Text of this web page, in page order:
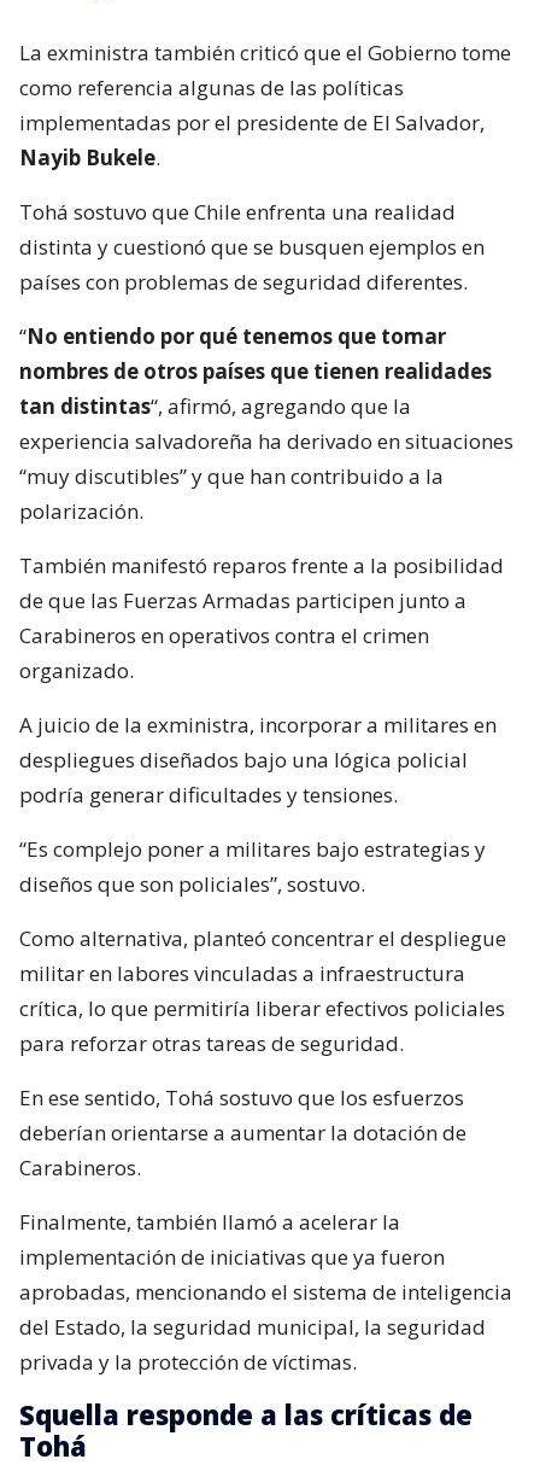
La exministra también criticó que el Gobierno tome
como referencia algunas de las políticas
implementadas por el presidente de El Salvador,
Nayib Bukele.
Tohá sostuvo que Chile enfrenta una realidad
distinta y cuestionó que se busquen ejemplos en
países con problemas de seguridad diferentes.
“No entiendo por qué tenemos que tomar
nombres de otros países que tienen realidades
tan distintas“, afirmó, agregando que la
experiencia salvadoreña ha derivado en situaciones
“muy discutibles” y que han contribuido a la
polarización.
También manifestó reparos frente a la posibilidad
de que las Fuerzas Armadas participen junto a
Carabineros en operativos contra el crimen
organizado.
A juicio de la exministra, incorporar a militares en
despliegues diseñados bajo una lógica policial
podría generar dificultades y tensiones.
“Es complejo poner a militares bajo estrategias y
diseños que son policiales”, sostuvo.
Como alternativa, planteó concentrar el despliegue
militar en labores vinculadas a infraestructura
crítica, lo que permitiría liberar efectivos policiales
para reforzar otras tareas de seguridad.
En ese sentido, Tohá sostuvo que los esfuerzos
deberían orientarse a aumentar la dotación de
Carabineros.
Finalmente, también llamó a acelerar la
implementación de iniciativas que ya fueron
aprobadas, mencionando el sistema de inteligencia
del Estado, la seguridad municipal, la seguridad
privada y la protección de víctimas.
Squella responde a las críticas de
Tohá